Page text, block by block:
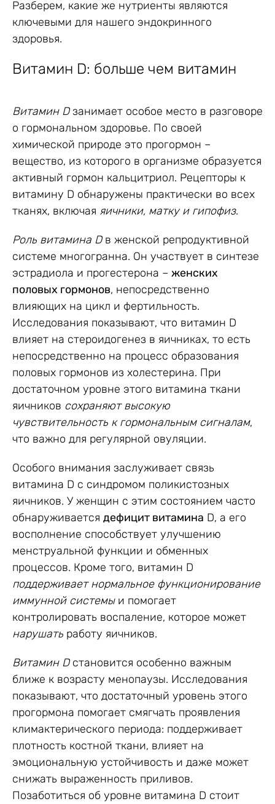
Разберем, какие же нутриенты являются
ключевыми для нашего эндокринного
здоровья.
Витамин D: больше чем витамин
Витамин Dзанимает особое место в разговоре
о гормональном здоровье. По своей
химической природе это прогормон –
вещество, из которого в организме образуется
активный гормон кальцитриол. Рецепторы к
витамину D обнаружены практически во всех
тканях, включая яичники, матку и гипофиз.
Роль витамина Dв женской репродуктивной
системе многогранна. Он участвует в синтезе
эстрадиола и прогестерона – женских
половых гормонов, непосредственно
влияющих на цикл и фертильность.
Исследования показывают, что витамин D
влияет на стероидогенез в яичниках, то есть
непосредственно на процесс образования
половых гормонов из холестерина. При
достаточном уровне этого витамина ткани
яичников сохраняют высокую
чувствительность к гормональным сигналам,
что важно для регулярной овуляции.
Особого внимания заслуживает связь
витамина D с синдромом поликистозных
яичников. У женщин с этим состоянием часто
обнаруживается дефицит витамина D, а его
восполнение способствует улучшению
менструальной функции и обменных
процессов. Кроме того, витамин D
поддерживает нормальное функционирование
иммунной системыи помогает
контролировать воспаление, которое может
нарушать работу яичников.
Витамин Dстановится особенно важным
ближе к возрасту менопаузы. Исследования
показывают, что достаточный уровень этого
прогормона помогает смягчать проявления
климактерического периода: поддерживает
плотность костной ткани, влияет на
эмоциональную устойчивость и даже может
снижать выраженность приливов.
Позаботиться об уровне витамина D стоит